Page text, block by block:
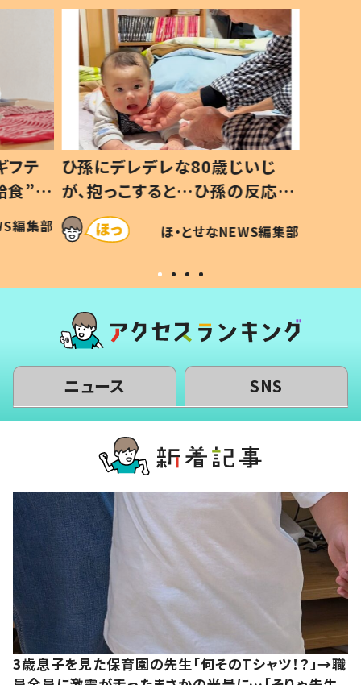
フテ
食”を
の親
編集部
ひ孫にデレデレな80歳じいじ
が、抱っこすると…ひ孫の反応に
「涙が出ました」「可愛くて仕方な
い」
ほ・とせなNEWS編集部
ニュース SNS
3歳息子を見た保育園の先生「何そのTシャツ！？」→職